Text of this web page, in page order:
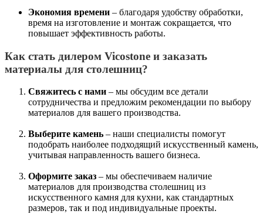
Экономия времени – благодаря удобству обработки,
время на изготовление и монтаж сокращается, что
повышает эффективность работы.
Как стать дилером Vicostone и заказать
материалы для столешниц?
Свяжитесь с нами – мы обсудим все детали
сотрудничества и предложим рекомендации по выбору
материалов для вашего производства.
Выберите камень – наши специалисты помогут
подобрать наиболее подходящий искусственный камень,
учитывая направленность вашего бизнеса.
Оформите заказ – мы обеспечиваем наличие
материалов для производства столешниц из
искусственного камня для кухни, как стандартных
размеров, так и под индивидуальные проекты.